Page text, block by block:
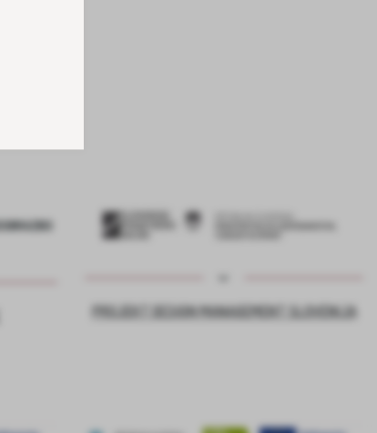
PROJEKT DESIGN MANAGEMENT SLOVENIJA